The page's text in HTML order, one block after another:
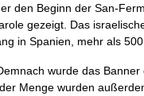
den Beginn der San-
gezeigt. Das
in Spanien, mehr als
wurde das
Menge wurden